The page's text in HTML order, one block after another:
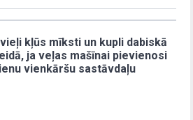
kļūs mīksti un kupli dabiskā
ja veļas mašīnai pievienosi
vienkāršu sastāvdaļu